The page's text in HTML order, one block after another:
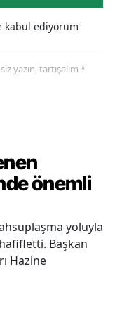
kabul ediyorum
yazın, tartışalım *
önemli
yoluyla
Başkan
Hazine